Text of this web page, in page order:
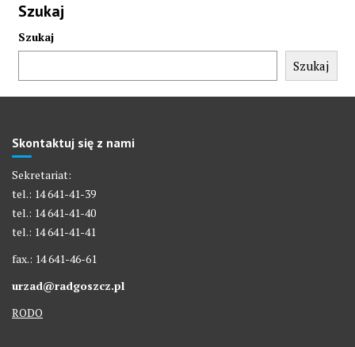
Szukaj
Szukaj
Szukaj
Skontaktuj się z nami
Sekretariat:
tel.: 14 641-41-39
tel.: 14 641-41-40
tel.: 14 641-41-41
fax.: 14 641-46-61
urzad@radgoszcz.pl
RODO